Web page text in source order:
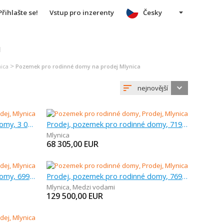
se! Vstup pro inzerenty Česky
> Pozemek pro rodinné domy na prodej Mlynica
nejnovější
Prodej, pozemek pro rodinné domy, 3 000 m Prodej, pozemek pro rodinné domy, 719 m
Mlynica
68 305,00 EUR
Prodej, pozemek pro rodinné domy, 699 m Prodej, pozemek pro rodinné domy, 769 m
Mlynica, Medzi vodami
129 500,00 EUR